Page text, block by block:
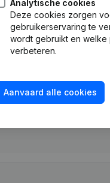
vragen
Analytische cookies
Deze cookies zorgen
gebruikerservaring te
wordt gebruikt en welke
verbeteren.
Aanvaard alle cookies